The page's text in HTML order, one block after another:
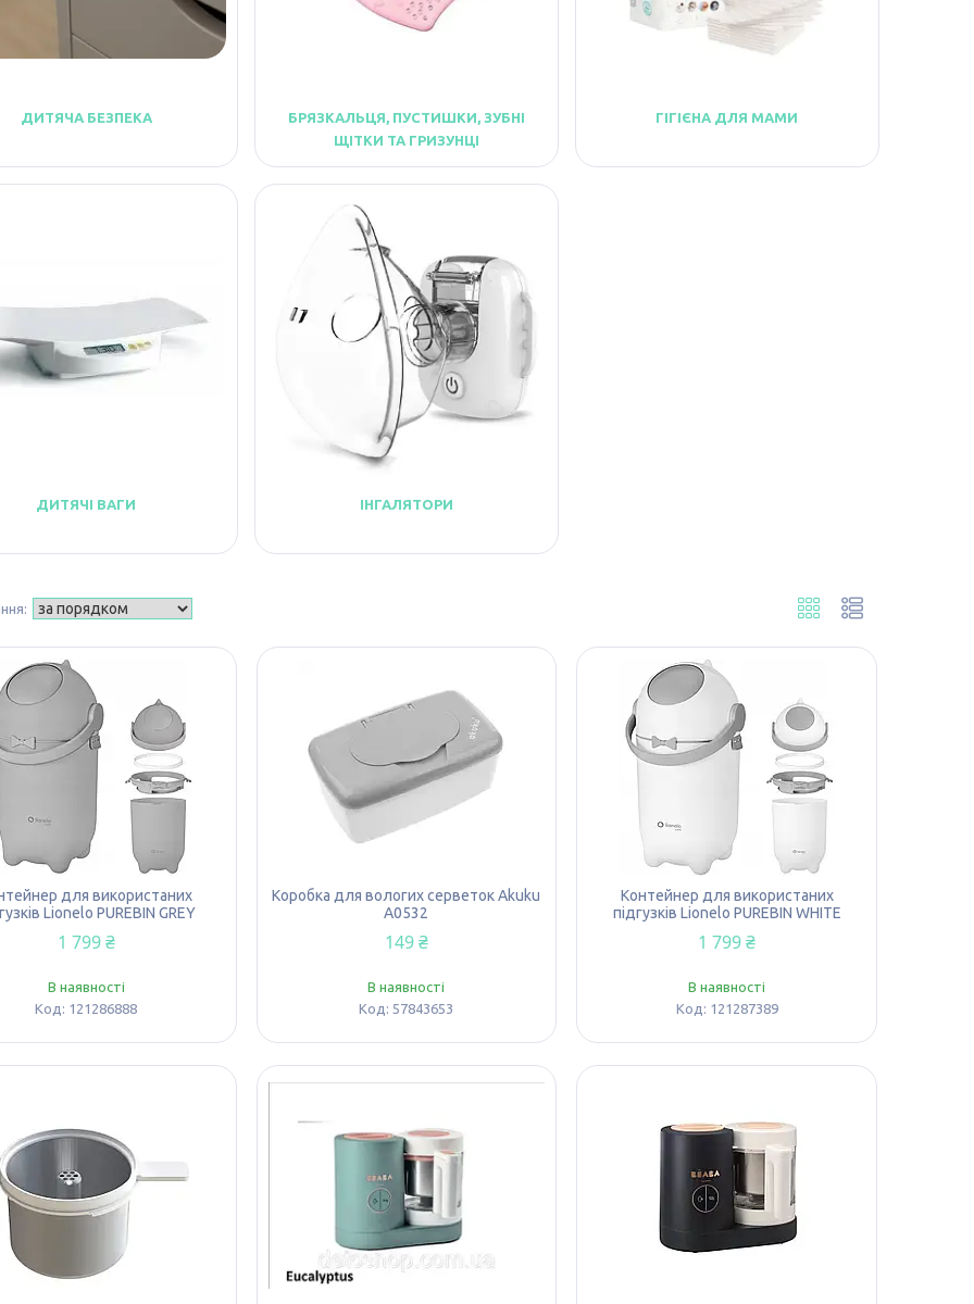
ДИТЯЧА БЕЗПЕКА
БРЯЗКАЛЬЦЯ, ПУСТИШКИ, ЗУБНІ
ЩІТКИ ТА ГРИЗУНЦІ
ГІГІЄНА ДЛЯ МАМИ
ДИТЯЧІ ВАГИ ІНГАЛЯТОРИ
для використаних
Lionelo PUREBIN GREY
1 799 ₴
В наявності
121286888
Коробка для вологих серветок Akuku
A0532
149 ₴
В наявності
57843653
Контейнер для використаних
підгузків Lionelo PUREBIN WHITE
1 799 ₴
В наявності
121287389